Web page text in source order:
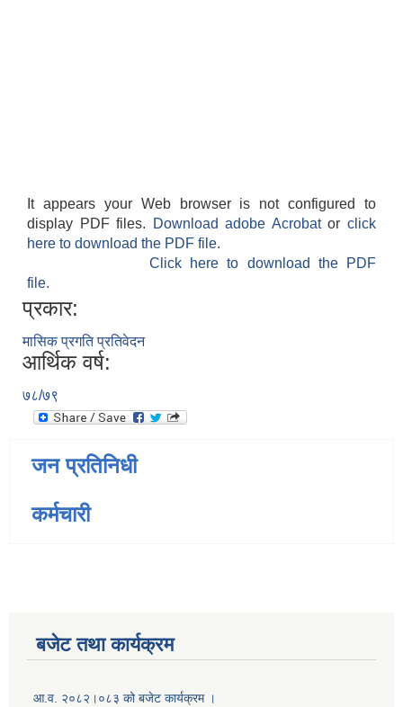
It appears your Web browser is not configured to
display PDF files.
Download adobe Acrobatorclick
here to download the PDF file.
Click here to download the PDF
file.
प्रकार:
मासिक प्रगति प्रतिवेदन
आर्थिक वर्ष:
७८/७९
जन प्रतिनिधी
कर्मचारी
बजेट तथा कार्यक्रम
आ.व. २०८२।०८३ को बजेट कार्यक्रम ।